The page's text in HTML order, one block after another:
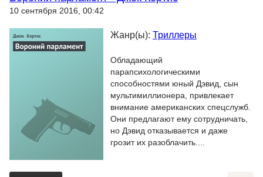
10 сентября 2016, 00:42
Жанр(ы): Триллеры
Обладающий
парапсихологическими
способностями юный Дэвид, сын
мультимиллионера, привлекает
внимание американских спецслужб.
Они предлагают ему сотрудничать,
но Дэвид отказывается и даже
грозит их разоблачить....